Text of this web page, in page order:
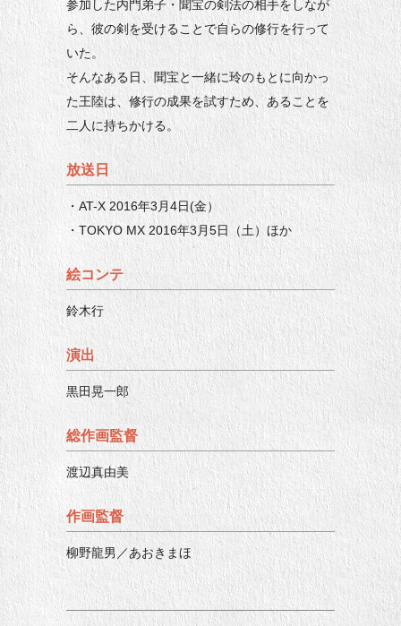
参加した内門弟子・聞宝の剣法の相手をしなが
ら、彼の剣を受けることで自らの修行を行って
いた。
そんなある日、聞宝と一緒に玲のもとに向かっ
た王陸は、修行の成果を試すため、あることを
二人に持ちかける。
放送日
・AT-X 2016年3月4日(金）
・TOKYO MX 2016年3月5日（土）ほか
絵コンテ
鈴木行
演出
黒田晃一郎
総作画監督
渡辺真由美
作画監督
柳野龍男／あおきまほ